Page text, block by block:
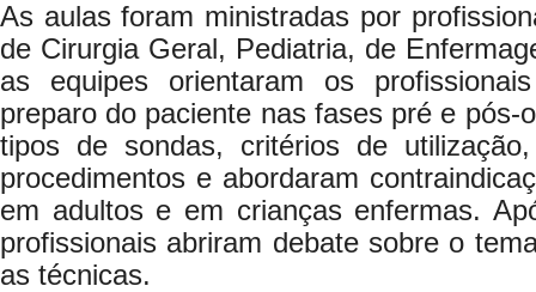
As aulas foram ministradas por
de Cirurgia Geral, Pediatria, de
as equipes orientaram os
preparo do paciente nas fases pré e pós-
tipos de sondas, critérios de
procedimentos e abordaram
em adultos e em crianças enfermas.
profissionais abriram debate sobre o
as técnicas.